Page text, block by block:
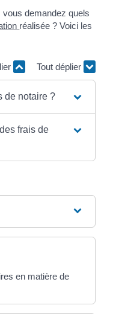
vous demandez quels
réalisée ? Voici les
Tout déplier
de notaire ?
frais de
en matière de